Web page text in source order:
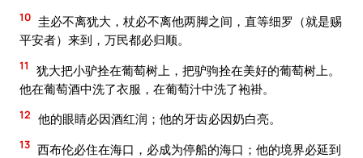
10 圭必不离犹大，杖必不离他两脚之间，直等细罗（就是赐
平安者）来到，万民都必归顺。
11
犹大把小驴拴在葡萄树上，把驴驹拴在美好的葡萄树上。
他在葡萄酒中洗了衣服，在葡萄汁中洗了袍褂。
12 他的眼睛必因酒红润；他的牙齿必因奶白亮。
13 西布伦必住在海口，必成为停船的海口；他的境界必延到